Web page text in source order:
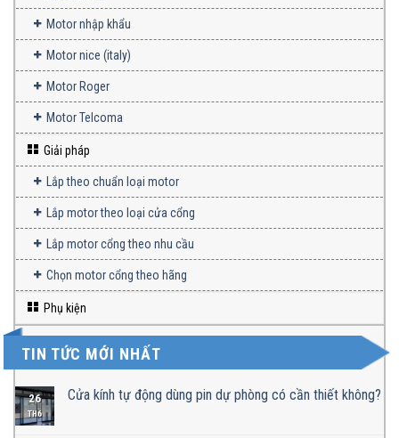
Motor nhập khẩu
Motor nice (italy)
Motor Roger
Motor Telcoma
Giải pháp
Lắp theo chuẩn loại motor
Lắp motor theo loại cửa cổng
Lắp motor cổng theo nhu cầu
Chọn motor cổng theo hãng
Phụ kiện
TIN TỨC MỚI NHẤT
26
TH6
Cửa kính tự động dùng pin dự phòng có cần thiết không?